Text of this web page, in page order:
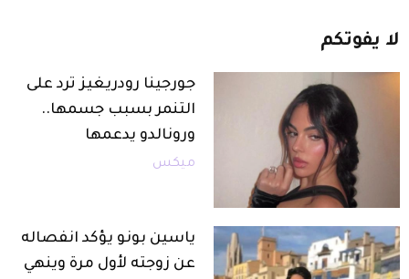
لا يفوتكم
جورجينا رودريغيز ترد على
التنمر بسبب جسمها..
ورونالدو يدعمها
ميكس
ياسين بونو يؤكد انفصاله
عن زوجته لأول مرة وينهي